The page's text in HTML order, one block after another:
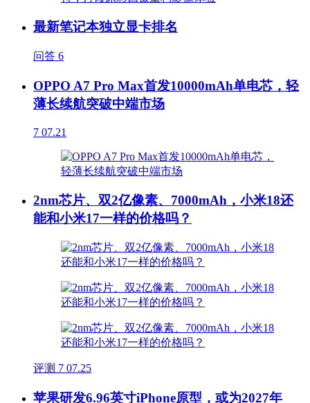
最新笔记本独立显卡排名
问答 6
OPPO A7 Pro Max首发10000mAh单电芯，轻
薄长续航突破中端市场
7 07.21
2nm芯片、双2亿像素、7000mAh，小米18还
能和小米17一样的价格吗？
评测 7 07.25
苹果研发6.96英寸iPhone原型，或为2027年